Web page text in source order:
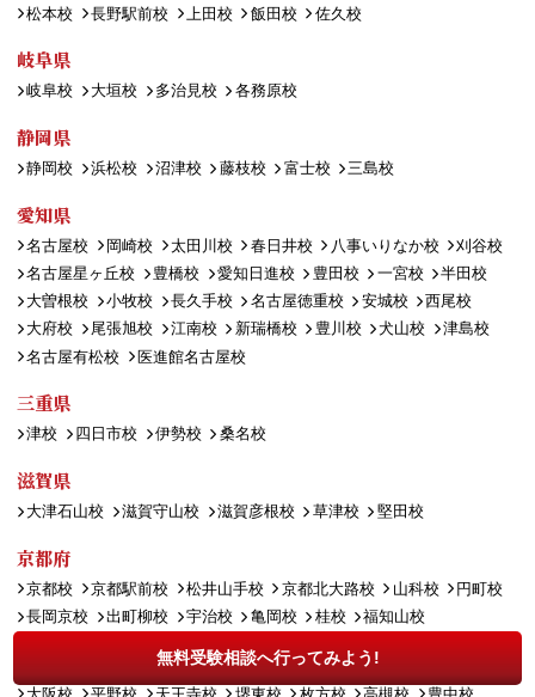
無料受験相談へ行ってみよう!
松本校 長野駅前校 上田校 飯田校 佐久校
岐阜県
岐阜校 大垣校 多治見校 各務原校
静岡県
静岡校 浜松校 沼津校 藤枝校 富士校 三島校
愛知県
名古屋校 岡崎校 太田川校 春日井校 八事いりなか校
刈谷校
名古屋星ヶ丘校
豊橋校 愛知日進校 豊田校 一宮校
半田校
大曽根校
小牧校 長久手校 名古屋徳重校 安城校
西尾校
大府校
尾張旭校 江南校 新瑞橋校 豊川校 犬山校
津島校
名古屋有松校
医進館名古屋校
三重県
津校 四日市校 伊勢校 桑名校
滋賀県
大津石山校 滋賀守山校 滋賀彦根校 草津校 堅田校
京都府
京都校 京都駅前校 松井山手校 京都北大路校 山科校
円町校
長岡京校
出町柳校 宇治校 亀岡校 桂校 福知山校